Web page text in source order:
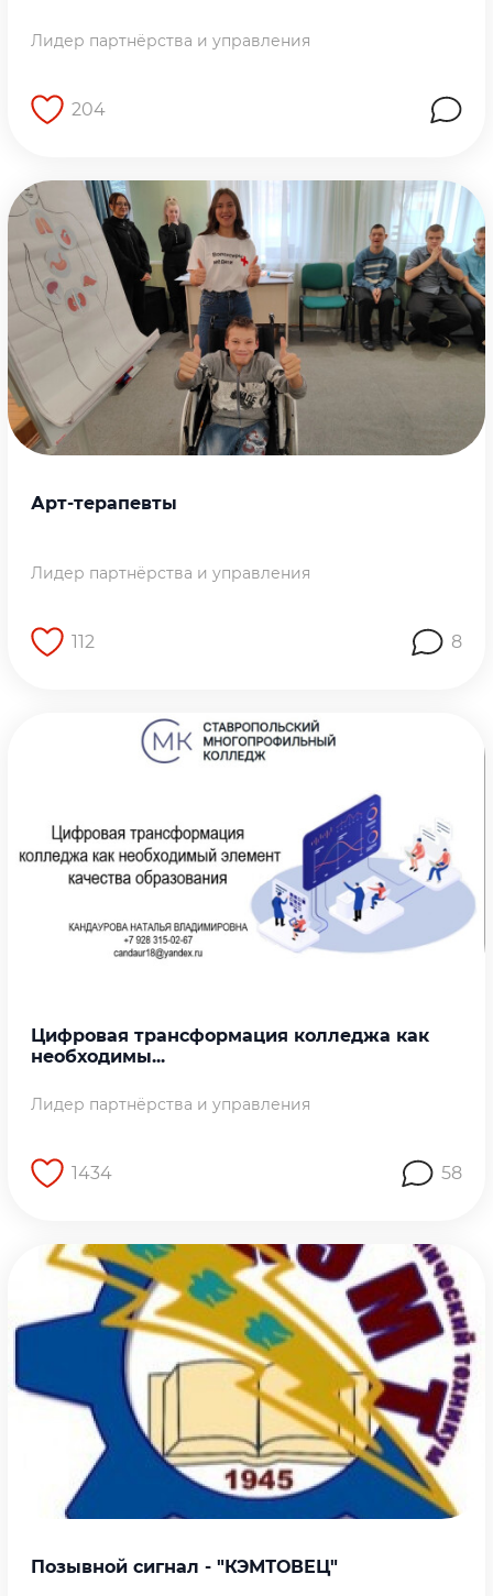
Лидер партнёрства и управления
204
Арт-терапевты
Лидер партнёрства и управления
112 8
Цифровая трансформация колледжа как
необходимы...
Лидер партнёрства и управления
1434 58
Позывной сигнал - "КЭМТОВЕЦ"